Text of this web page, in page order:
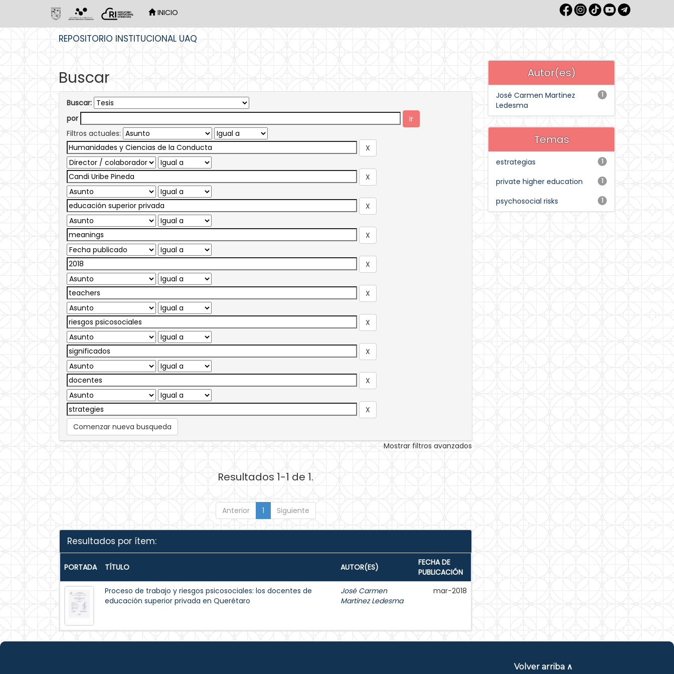
INICIO
REPOSITORIO INSTITUCIONAL UAQ
Buscar
Buscar:
por
Filtros actuales:
Comenzar nueva busqueda
Mostrar filtros avanzados
Resultados 1-1 de 1.
Anterior 1 Siguiente
Resultados por ítem:
PORTADA TÍTULO AUTOR(ES)
FECHA DE
PUBLICACIÓN
Proceso de trabajo y riesgos psicosociales: los docentes de
educación superior privada en Querétaro
José Carmen
Martinez Ledesma
mar-2018
Autor(es)
1
José Carmen Martinez
Ledesma
Temas
1
estrategias
1
private higher education
1
psychosocial risks
Volver arriba ∧